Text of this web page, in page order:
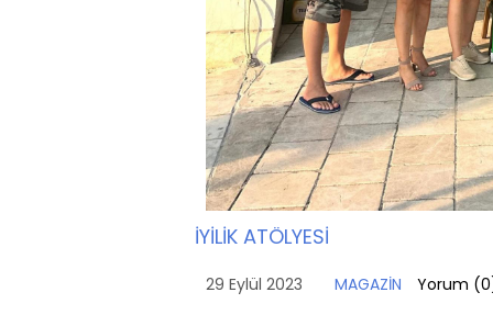
İYİLİK ATÖLYESİ
29 Eylül 2023 MAGAZİN Yorum (0